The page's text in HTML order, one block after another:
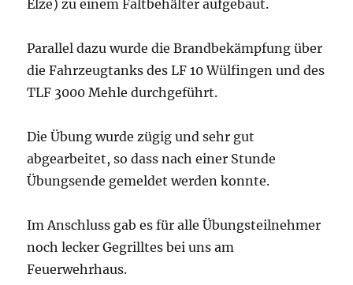
Elze) zu einem Faltbehälter aufgebaut.
Parallel dazu wurde die Brandbekämpfung über
die Fahrzeugtanks des LF 10 Wülfingen und des
TLF 3000 Mehle durchgeführt.
Die Übung wurde zügig und sehr gut
abgearbeitet, so dass nach einer Stunde
Übungsende gemeldet werden konnte.
Im Anschluss gab es für alle Übungsteilnehmer
noch lecker Gegrilltes bei uns am
Feuerwehrhaus.